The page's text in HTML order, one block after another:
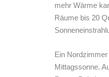
mehr Wärme
Räume bis 20
Ein
Mittagssonne.